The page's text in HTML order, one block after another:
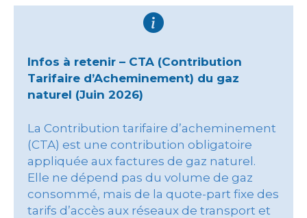
Infos à retenir – CTA (Contribution
Tarifaire d’Acheminement) du gaz
naturel (Juin 2026)
La Contribution tarifaire d’acheminement
(CTA) est une contribution obligatoire
appliquée aux factures de gaz naturel.
Elle ne dépend pas du volume de gaz
consommé, mais de la quote-part fixe des
tarifs d’accès aux réseaux de transport et